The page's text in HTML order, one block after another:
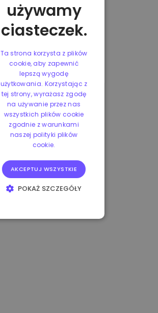
używamy
ciasteczek.
Ta strona korzysta z plików
cookie, aby zapewnić
lepszą wygodę
użytkowania. Korzystając z
tej strony, wyrażasz zgodę
na używanie przez nas
wszystkich plików cookie
zgodnie z warunkami
naszej polityki plików
cookie.
AKCEPTUJ WSZYSTKIE
POKAŻ SZCZEGÓŁY